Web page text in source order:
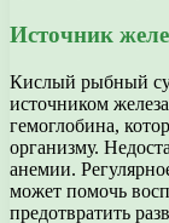
Источник
Кислый рыбный
источником
гемоглобина,
организму.
анемии.
может помочь
предотвратить